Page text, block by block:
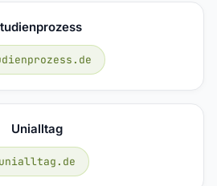
Unialltag
unialltag.de